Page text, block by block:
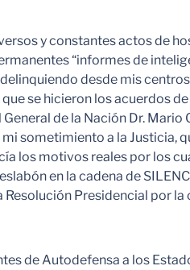
y constantes actos de
“informes de
desde mis
se hicieron los acuerdos
de la Nación Dr. Mario
sometimiento a la Justicia,
los motivos reales por los
en la cadena de
Presidencial por
de Autodefensa a los